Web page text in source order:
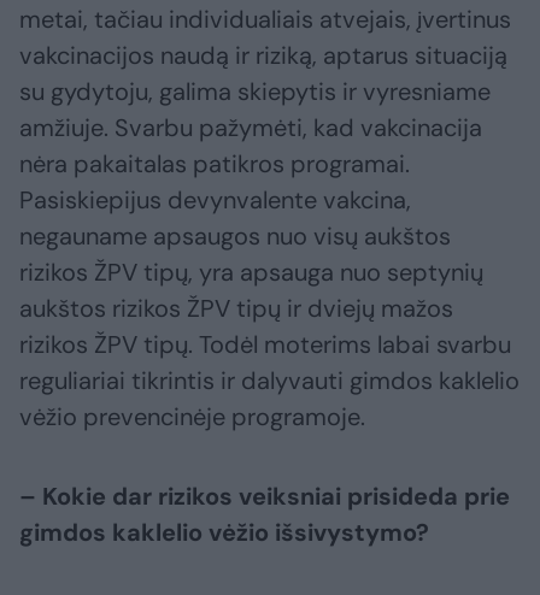
metai, tačiau individualiais atvejais, įvertinus
vakcinacijos naudą ir riziką, aptarus situaciją
su gydytoju, galima skiepytis ir vyresniame
amžiuje. Svarbu pažymėti, kad vakcinacija
nėra pakaitalas patikros programai.
Pasiskiepijus devynvalente vakcina,
negauname apsaugos nuo visų aukštos
rizikos ŽPV tipų, yra apsauga nuo septynių
aukštos rizikos ŽPV tipų ir dviejų mažos
rizikos ŽPV tipų. Todėl moterims labai svarbu
reguliariai tikrintis ir dalyvauti gimdos kaklelio
vėžio prevencinėje programoje.
– Kokie dar rizikos veiksniai prisideda prie
gimdos kaklelio vėžio išsivystymo?